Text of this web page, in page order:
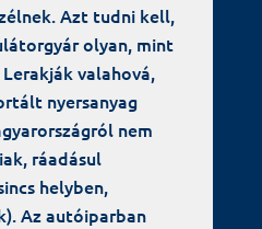
Azt tudni kell,
olyan, mint
valahová,
nyersanyag
nem
ráadásul
helyben,
Az autóiparban